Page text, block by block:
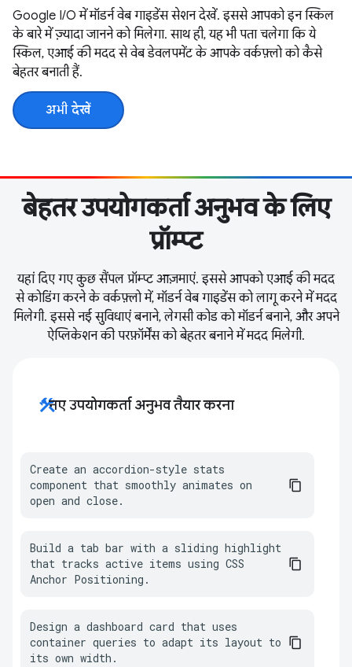
Google I / O में मॉडर्न वेब गाइडेंस सेशन देखें. इससे आपको इन स्किल
के बारे में ज़्यादा जानने को मिलेगा. साथ ही, यह भी पता चलेगा कि ये
स्किल, एआई की मदद से वेब डेवलपमेंट के आपके वर्कफ़्लो को कैसे
बेहतर बनाती हैं.
अभी देखें
बेहतर उपयोगकर्ता अनुभव के लिए
प्रॉम्प्ट
यहां दिए गए कुछ सैंपल प्रॉम्प्ट आज़माएं. इससे आपको एआई की मदद
से कोडिंग करने के वर्कफ़्लो में, मॉडर्न वेब गाइडेंस को लागू करने में मदद
मिलेगी. इससे नई सुविधाएं बनाने, लेगसी कोड को मॉडर्न बनाने, और अपने
ऐप्लिकेशन की परफ़ॉर्मेंस को बेहतर बनाने में मदद मिलेगी.
constructionनए उपयोगकर्ता अनुभव तैयार करना
Create an accordion-style stats
component that smoothly animates on
open and close.
Build a tab bar with a sliding highlight
that tracks active items using CSS
Anchor Positioning.
Design a dashboard card that uses
container queries to adapt its layout to
its own width.